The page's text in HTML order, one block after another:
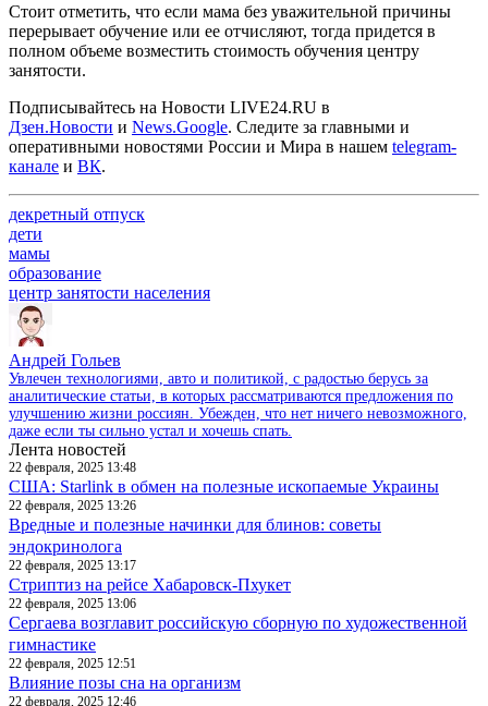
Стоит отметить, что если мама без уважительной причины
перерывает обучение или ее отчисляют, тогда придется в
полном объеме возместить стоимость обучения центру
занятости.
Подписывайтесь на Новости LIVE24.RU в
Дзен.Новости и News.Google. Следите за главными и
оперативными новостями России и Мира в нашем telegram-
канале и ВК.
декретный отпуск
дети
мамы
образование
центр занятости населения
Андрей Гольев
Увлечен технологиями, авто и политикой, с радостью берусь за
аналитические статьи, в которых рассматриваются предложения по
улучшению жизни россиян. Убежден, что нет ничего невозможного,
даже если ты сильно устал и хочешь спать.
Лента новостей
22 февраля, 2025 13:48
США: Starlink в обмен на полезные ископаемые Украины
22 февраля, 2025 13:26
Вредные и полезные начинки для блинов: советы
эндокринолога
22 февраля, 2025 13:17
Стриптиз на рейсе Хабаровск-Пхукет
22 февраля, 2025 13:06
Сергаева возглавит российскую сборную по художественной
гимнастике
22 февраля, 2025 12:51
Влияние позы сна на организм
22 февраля, 2025 12:46